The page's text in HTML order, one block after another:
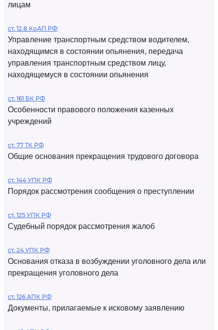
лицам
ст. 12.8 КоАП РФ
Управление транспортным средством водителем,
находящимся в состоянии опьянения, передача
управления транспортным средством лицу,
находящемуся в состоянии опьянения
ст. 161 БК РФ
Особенности правового положения казенных
учреждений
ст. 77 ТК РФ
Общие основания прекращения трудового договора
ст. 144 УПК РФ
Порядок рассмотрения сообщения о преступлении
ст. 125 УПК РФ
Судебный порядок рассмотрения жалоб
ст. 24 УПК РФ
Основания отказа в возбуждении уголовного дела или
прекращения уголовного дела
ст. 126 АПК РФ
Документы, прилагаемые к исковому заявлению